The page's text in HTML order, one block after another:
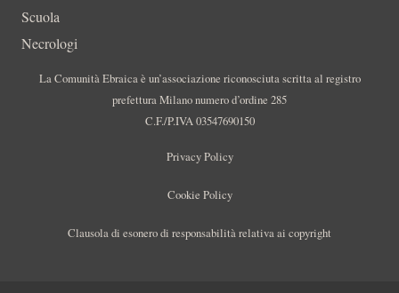
Scuola
Necrologi
La Comunità Ebraica è un’associazione riconosciuta scritta al registro
prefettura Milano numero d’ordine 285
C.F./P.IVA 03547690150
Privacy Policy
Cookie Policy
Clausola di esonero di responsabilità relativa ai copyright